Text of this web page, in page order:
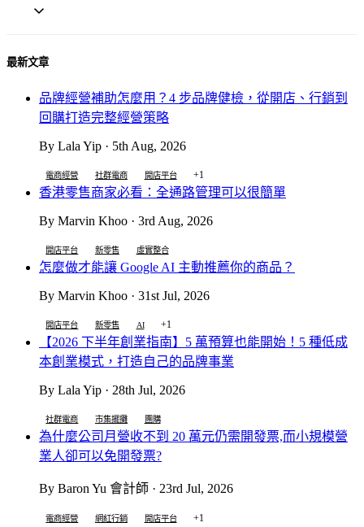
最新文章
品牌經營補助怎麼用？4 步品牌健檢，從開店、行銷到
回購打造完整經營策略
By Lala Yip · 5th Aug, 2026
電商經營 社群電商 開店平台 +1
香港零售商家必看：全通路管理可以很簡單
By Marvin Khoo · 3rd Aug, 2026
開店平台 新零售 虛實整合
怎麼做才能讓 Google AI 主動推薦你的商品？
By Marvin Khoo · 31st Jul, 2026
開店平台 新零售 AI +1
【2026 下半年創業指南】5 萬預算也能開始！5 種低成
本創業模式，打造自己的品牌事業
By Lala Yip · 28th Jul, 2026
社群電商 市集擺攤 團購
為什麼公司月營收不到 20 萬元仍需開發票,而小規模營
業人卻可以免開發票?
By Baron Yu 會計師 · 23rd Jul, 2026
電商經營 網紅行銷 開店平台 +1